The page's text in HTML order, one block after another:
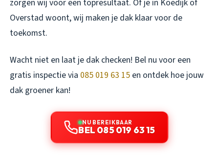
zorgen wij voor een topresultaat. Of je in Koedijk of
Overstad woont, wij maken je dak klaar voor de
toekomst.
Wacht niet en laat je dak checken! Bel nu voor een
gratis inspectie via 085 019 63 15 en ontdek hoe jouw
dak groener kan!
NU BEREIKBAAR
BEL 085 019 63 15